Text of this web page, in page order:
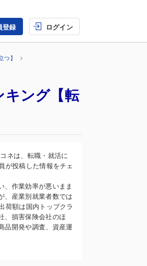
登録 ログイン
つ】
ング【転
ネは、転職・就活に
が投稿した情報をチェ
、作業効率が悪いまま
、産業別就業者数では
荷額は国内トップクラ
、損害保険会社のほ
品開発や調査、資産運